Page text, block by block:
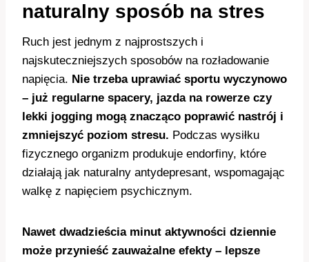
naturalny sposób na stres
Ruch jest jednym z najprostszych i
najskuteczniejszych sposobów na rozładowanie
napięcia. Nie trzeba uprawiać sportu wyczynowo
– już regularne spacery, jazda na rowerze czy
lekki jogging mogą znacząco poprawić nastrój i
zmniejszyć poziom stresu. Podczas wysiłku
fizycznego organizm produkuje endorfiny, które
działają jak naturalny antydepresant, wspomagając
walkę z napięciem psychicznym.
Nawet dwadzieścia minut aktywności dziennie
może przynieść zauważalne efekty – lepsze